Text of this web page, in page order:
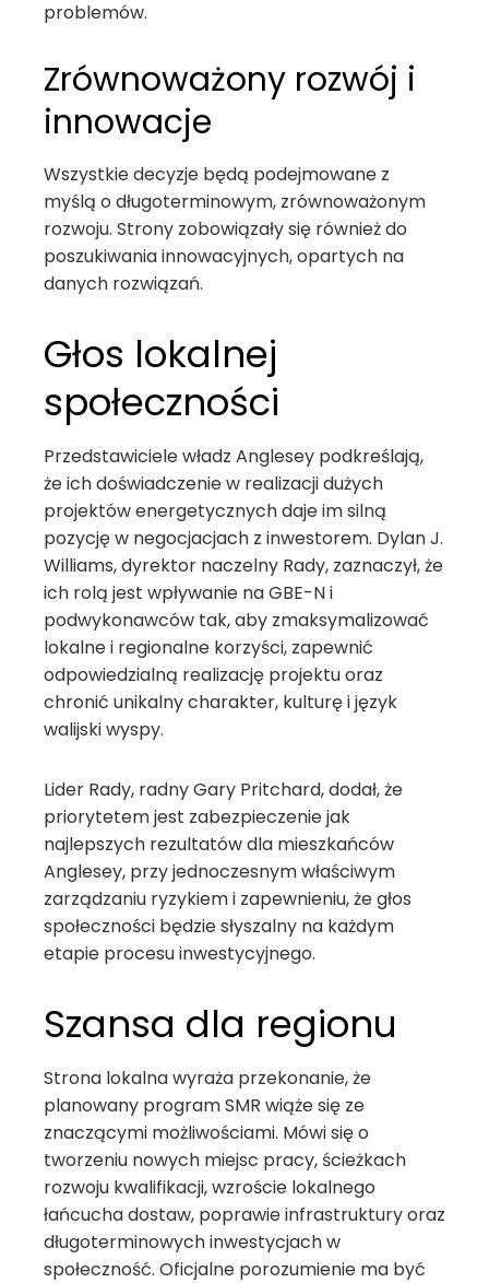
problemów.
Zrównoważony rozwój i
innowacje
Wszystkie decyzje będą podejmowane z
myślą o długoterminowym, zrównoważonym
rozwoju. Strony zobowiązały się również do
poszukiwania innowacyjnych, opartych na
danych rozwiązań.
Głos lokalnej
społeczności
Przedstawiciele władz Anglesey podkreślają,
że ich doświadczenie w realizacji dużych
projektów energetycznych daje im silną
pozycję w negocjacjach z inwestorem. Dylan J.
Williams, dyrektor naczelny Rady, zaznaczył, że
ich rolą jest wpływanie na GBE-N i
podwykonawców tak, aby zmaksymalizować
lokalne i regionalne korzyści, zapewnić
odpowiedzialną realizację projektu oraz
chronić unikalny charakter, kulturę i język
walijski wyspy.
Lider Rady, radny Gary Pritchard, dodał, że
priorytetem jest zabezpieczenie jak
najlepszych rezultatów dla mieszkańców
Anglesey, przy jednoczesnym właściwym
zarządzaniu ryzykiem i zapewnieniu, że głos
społeczności będzie słyszalny na każdym
etapie procesu inwestycyjnego.
Szansa dla regionu
Strona lokalna wyraża przekonanie, że
planowany program SMR wiąże się ze
znaczącymi możliwościami. Mówi się o
tworzeniu nowych miejsc pracy, ścieżkach
rozwoju kwalifikacji, wzroście lokalnego
łańcucha dostaw, poprawie infrastruktury oraz
długoterminowych inwestycjach w
społeczność. Oficjalne porozumienie ma być